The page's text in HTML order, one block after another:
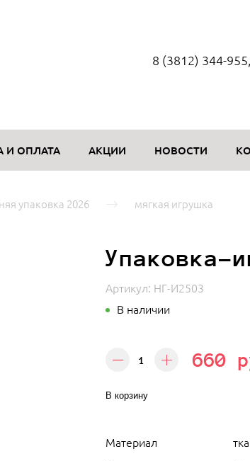
8 (3812) 344-
И ОПЛАТА АКЦИИ НОВОСТИ
упаковка 2026 мягкая игрушка
Упаковка-
Артикул: НГ-И2503
В наличии
660
В корзину
Материал